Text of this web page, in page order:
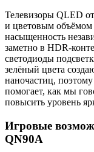
Телевизоры QLED
и цветовым объёмом
насыщенность
заметно в HDR-
светодиоды
зелёный цвета
наночастиц,
помогает, как мы
повысить уровень
Игровые
QN90A